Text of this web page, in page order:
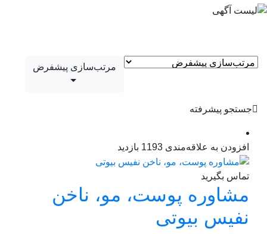
مرتب‌سازی پیشفرض
جستجو پیشرفته
افزودن به علاقه‌مندی 1193 بازدید
تماس بگیرید
مشاوره پوست، مو، ناخن
نفیس بیوتی